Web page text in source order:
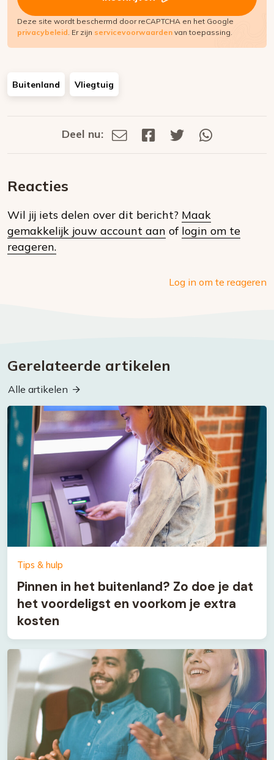
Deze site wordt beschermd door reCAPTCHA en het Google
privacybeleid. Er zijn servicevoorwaarden van toepassing.
Buitenland Vliegtuig
Deel
social
Deel nu:
Deel
Deel
Deel
Reacties
Wil jij iets delen over dit bericht? Maak
gemakkelijk jouw account aan of login om te
reageren.
Log in om te reageren
Gerelateerde artikelen
Alle artikelen
Tips & hulp
Pinnen in het buitenland? Zo doe je dat
het voordeligst en voorkom je extra
kosten